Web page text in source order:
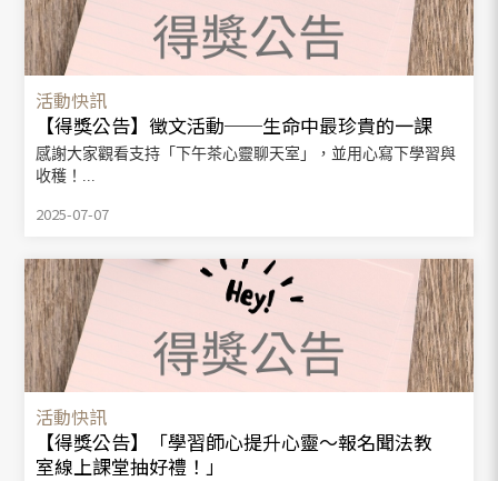
活動快訊
【得獎公告】徵文活動──生命中最珍貴的一課
感謝大家觀看支持「下午茶心靈聊天室」，並用心寫下學習與
收穫！...
2025-07-07
活動快訊
【得獎公告】「學習師心提升心靈～報名聞法教
室線上課堂抽好禮！」